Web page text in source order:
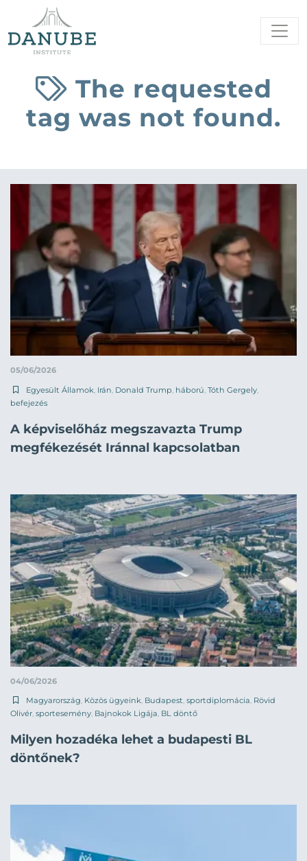
The requested
tag was not found.
05/06/2026
Egyesült Államok Irán Donald Trump háború Tóth Gergely
befejezés
A képviselőház megszavazta Trump
megfékezését Iránnal kapcsolatban
04/06/2026
Magyarország Közös ügyeink Budapest sportdiplomácia Rövid
Olivér sportesemény Bajnokok Ligája BL döntő
Milyen hozadéka lehet a budapesti BL
döntőnek?